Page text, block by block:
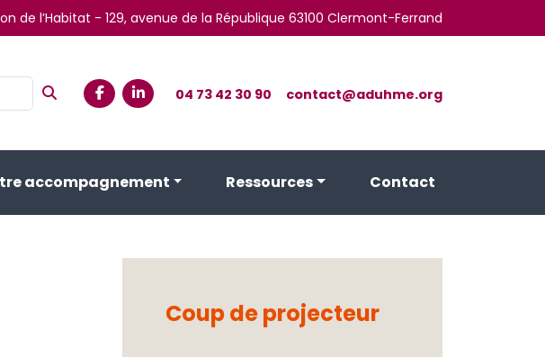
de l’Habitat - 129, avenue de la République 63100 Clermont-Ferrand
04 73 42 30 90 contact@aduhme.org
accompagnement Ressources Contact
Coup de projecteur